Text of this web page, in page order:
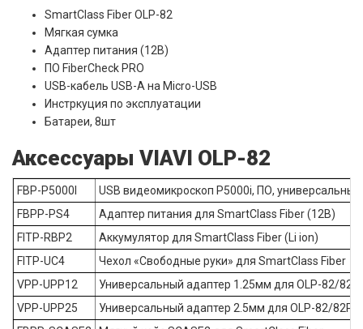
SmartClass Fiber OLP-82
Мягкая сумка
Адаптер питания (12В)
ПО FiberCheck PRO
USB-кабель USB-A на Micro-USB
Инстркуция по эксплуатации
Батареи, 8шт
Аксессуары VIAVI OLP-82
FBP-P5000I
USB видеомикроскоп P5000i, ПО,
FBPP-PS4
Адаптер питания для SmartClass Fiber (12В)
FITP-RBP2
Аккумулятор для SmartClass Fiber (Li ion)
FITP-UC4
Чехол «Свободные руки» для SmartClass Fiber
VPP-UPP12
Универсальный адаптер 1.25мм для OLP-82/82P
VPP-UPP25
Универсальный адаптер 2.5мм для OLP-82/82P